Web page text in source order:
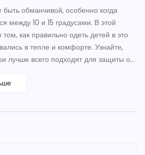
обманчивой, особенно когда
между 10 и 15 градусами. В этой
как правильно одеть детей в это
в тепле и комфорте. Узнайте,
лучше всего подходят для защиты от